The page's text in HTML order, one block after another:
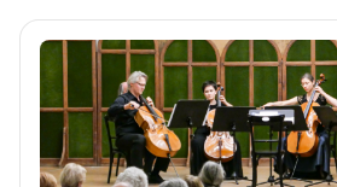
Németből fordította: Scholz
dirigens látható 1938-ban
Fischer Annie-val. (Forrás: